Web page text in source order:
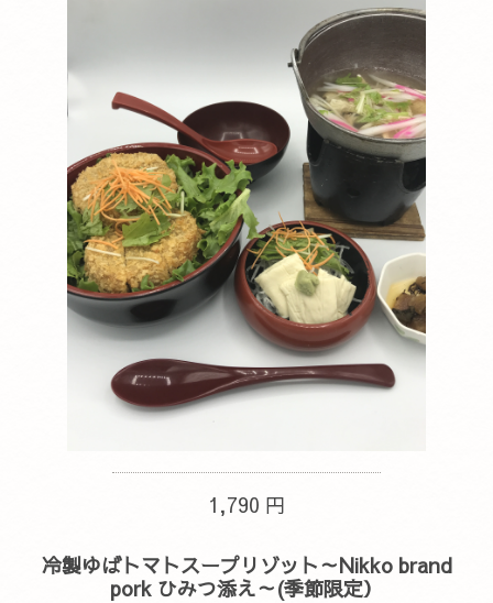
1,790 円
冷製ゆばトマトスープリゾット～Nikko brand
pork ひみつ添え～(季節限定）